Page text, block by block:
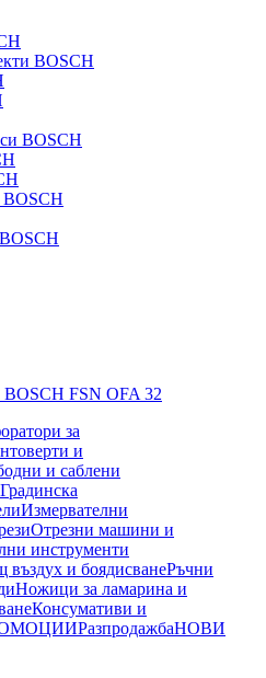
BOSCH
BOSCH
BOSCH FSN OFA 32
за
и
и саблени
Градинска
Измервателни
Отрезни машини и
инструменти
въздух и боядисванеРъчни
Ножици за ламарина и
Консумативи и
РазпродажбаНОВИ